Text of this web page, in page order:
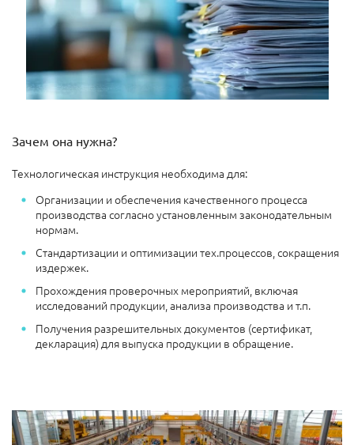
Зачем она нужна?
Технологическая инструкция необходима для:
Организации и обеспечения качественного процесса
производства согласно установленным законодательным
нормам.
Стандартизации и оптимизации тех.процессов, сокращения
издержек.
Прохождения проверочных мероприятий, включая
исследований продукции, анализа производства и т.п.
Получения разрешительных документов (сертификат,
декларация) для выпуска продукции в обращение.